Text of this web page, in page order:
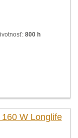
800 h
W Longlife